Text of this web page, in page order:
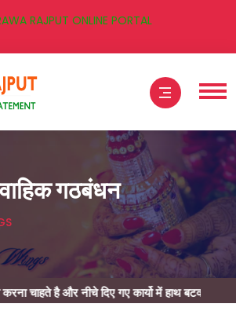
RAJPUT ONLINE PORTAL
गठबंधन
नीचे दिए गए कार्यो में हाथ बटवाना चाहते है तो